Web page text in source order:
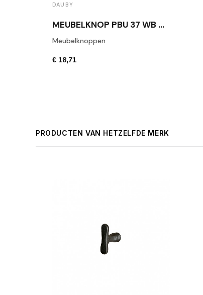
DAUBY
MEUBELKNOP PBU 37 WB WIT BRONS
Meubelknoppen
€ 18,71
PRODUCTEN VAN HETZELFDE MERK